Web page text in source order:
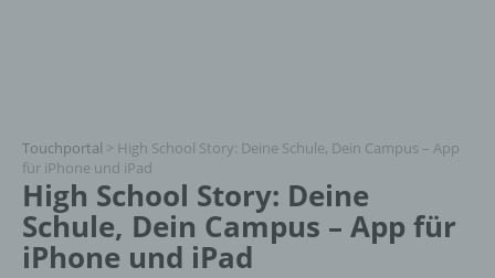
Touchportal > High School Story: Deine Schule, Dein Campus – App
für iPhone und iPad
High School Story: Deine
Schule, Dein Campus – App für
iPhone und iPad